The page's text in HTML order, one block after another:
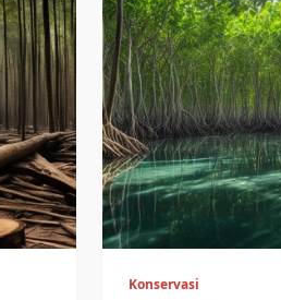
Konservasi